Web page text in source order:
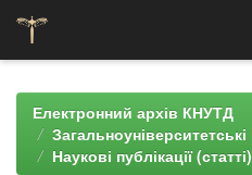
navigationЕлектронний архів КНУТД
Загальноуніверситетські
Наукові публікації (статті)